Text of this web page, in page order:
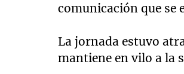
comunicación que se
La jornada estuvo
mantiene en vilo a la